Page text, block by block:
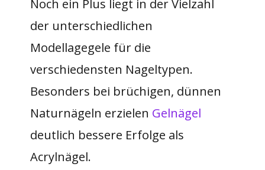
Noch ein Plus liegt in der Vielzahl
der unterschiedlichen
Modellagegele für die
verschiedensten Nageltypen.
Besonders bei brüchigen, dünnen
Naturnägeln erzielen Gelnägel
deutlich bessere Erfolge als
Acrylnägel.